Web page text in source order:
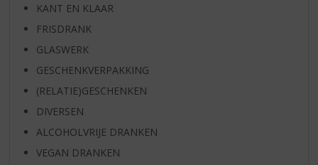
KANT EN KLAAR
FRISDRANK
GLASWERK
GESCHENKVERPAKKING
(RELATIE)GESCHENKEN
DIVERSEN
ALCOHOLVRIJE DRANKEN
VEGAN DRANKEN